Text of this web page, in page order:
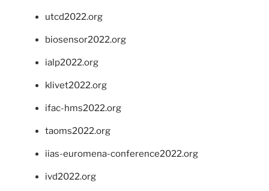
utcd2022.org
biosensor2022.org
ialp2022.org
klivet2022.org
ifac-hms2022.org
taoms2022.org
iias-euromena-conference2022.org
ivd2022.org